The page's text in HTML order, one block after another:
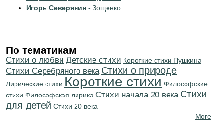
Игорь Северянин - Зощенко
По тематикам
Стихи о любви Детские стихи Короткие стихи Пушкина
Cтихи Серебряного века Стихи о природе
Лирические стихи Короткие стихи Философские
стихи Философская лирика Cтихи начала 20 века Стихи
для детей Стихи 20 века
More